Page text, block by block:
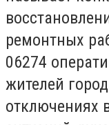
ремонтных
06274
жителей
отключениях